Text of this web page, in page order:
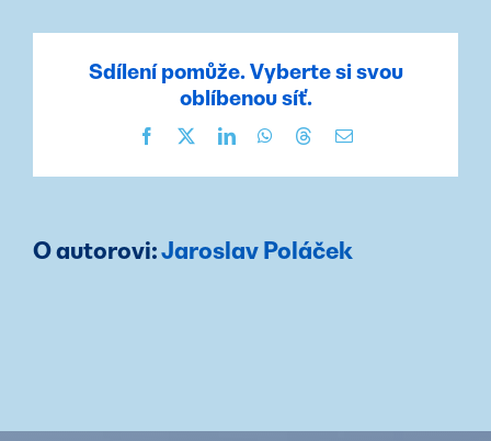
Sdílení pomůže. Vyberte si svou
oblíbenou síť.
Facebook LinkedInWhatsApp
Threads
E-
O autorovi:Jaroslav Poláček